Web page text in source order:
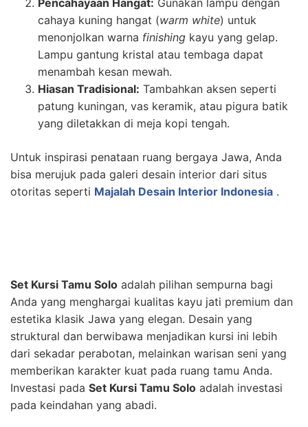
cahaya kuning hangat (warm white) untuk
menonjolkan warna finishing kayu yang gelap.
Lampu gantung kristal atau tembaga dapat
menambah kesan mewah.
Hiasan Tradisional: Tambahkan aksen seperti
patung kuningan, vas keramik, atau pigura batik
yang diletakkan di meja kopi tengah.
Untuk inspirasi penataan ruang bergaya Jawa, Anda
bisa merujuk pada galeri desain interior dari situs
otoritas seperti Majalah Desain Interior Indonesia .
Set Kursi Tamu Solo adalah pilihan sempurna bagi
Anda yang menghargai kualitas kayu jati premium dan
estetika klasik Jawa yang elegan. Desain yang
struktural dan berwibawa menjadikan kursi ini lebih
dari sekadar perabotan, melainkan warisan seni yang
memberikan karakter kuat pada ruang tamu Anda.
Investasi pada Set Kursi Tamu Solo adalah investasi
pada keindahan yang abadi.